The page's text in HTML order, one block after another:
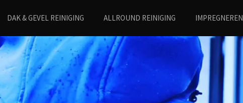
DAK & GEVEL REINIGING ALLROUND REINIGING IMPREGNEREN